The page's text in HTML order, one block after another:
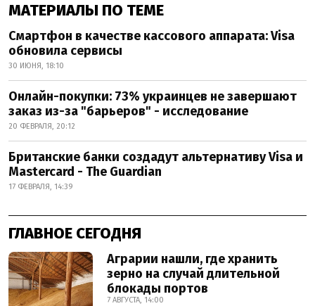
МАТЕРИАЛЫ ПО ТЕМЕ
Смартфон в качестве кассового аппарата: Visa
обновила сервисы
30 ИЮНЯ, 18:10
Онлайн-покупки: 73% украинцев не завершают
заказ из-за "барьеров" - исследование
20 ФЕВРАЛЯ, 20:12
Британские банки создадут альтернативу Visa и
Mastercard - The Guardian
17 ФЕВРАЛЯ, 14:39
ГЛАВНОЕ СЕГОДНЯ
Аграрии нашли, где хранить
зерно на случай длительной
блокады портов
7 АВГУСТА, 14:00